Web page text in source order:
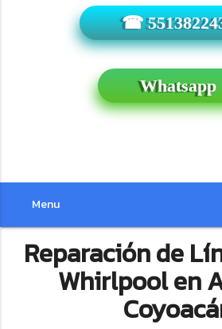
☎
Whatsapp
Menu
Reparación de
Whirlpool en